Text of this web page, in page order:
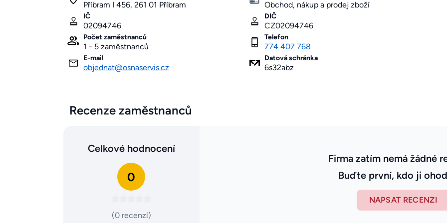
Příbram I 456, 261 01 Příbram Obchod, nákup a prodej zboží
IČ
02094746
DIČ
CZ02094746
Počet zaměstnanců
1 - 5 zaměstnanců
Telefon
774 407 768
E-mail
objednat@osnaservis.cz
Datová schránka
6s32abz
Recenze zaměstnanců
Celkové hodnocení
0
(0 recenzí)
Firma zatím nemá žádné
Buďte první, kdo ji
NAPSAT RECENZI